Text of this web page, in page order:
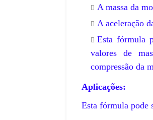
A massa da
A aceleração
Esta fórmula
valores de
compressão da
Aplicações:
Esta fórmula pode
,